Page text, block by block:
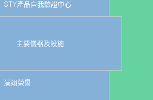
STY產品自我驗證中心
主要儀器及設施
漢翊榮譽